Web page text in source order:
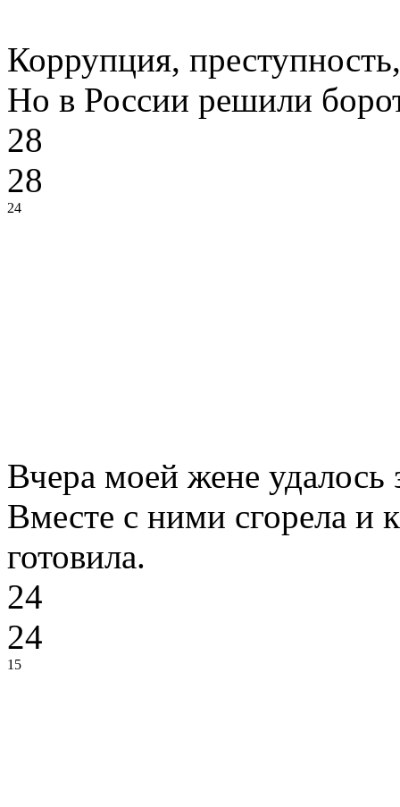
Коррупция,
Но в России решили
28
28
24
Вчера моей жене удалось
Вместе с ними сгорела и
готовила.
24
24
15